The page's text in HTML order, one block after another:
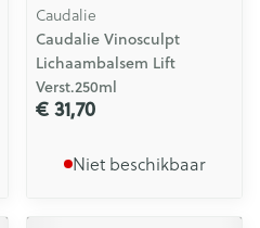
Caudalie
Caudalie Vinosculpt
Lichaambalsem Lift
Verst.250ml
€ 31,70
Niet beschikbaar